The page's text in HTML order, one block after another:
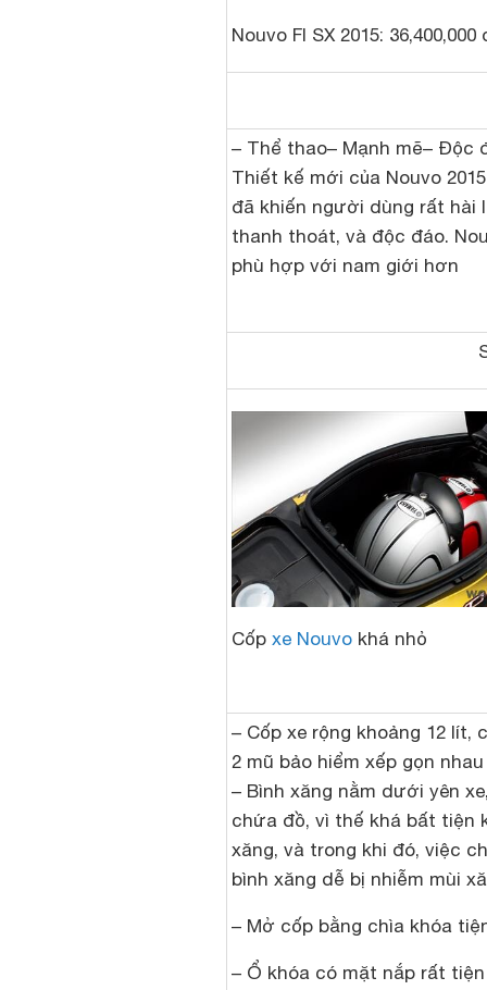
Nouvo FI SX 2015: 36,400,000
– Thể thao– Mạnh mẽ– Độc
Thiết kế mới của Nouvo
đã khiến người dùng rất hài
thanh thoát, và độc đáo.
phù hợp với nam giới hơn
Cốp xe Nouvo khá nhỏ
– Cốp xe rộng khoảng 12 lít,
2 mũ bảo hiểm xếp gọn
– Bình xăng nằm dưới yên
chứa đồ, vì thế khá bất tiện
xăng, và trong khi đó, việc
bình xăng dễ bị nhiễm mùi
– Mở cốp bằng chìa khóa
– Ổ khóa có mặt nắp rất